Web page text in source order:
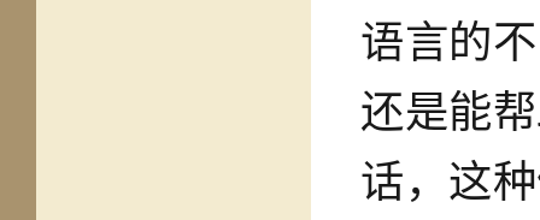
语言的
还是能
话，这